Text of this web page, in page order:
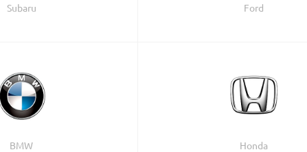
Subaru Ford
BMW Honda